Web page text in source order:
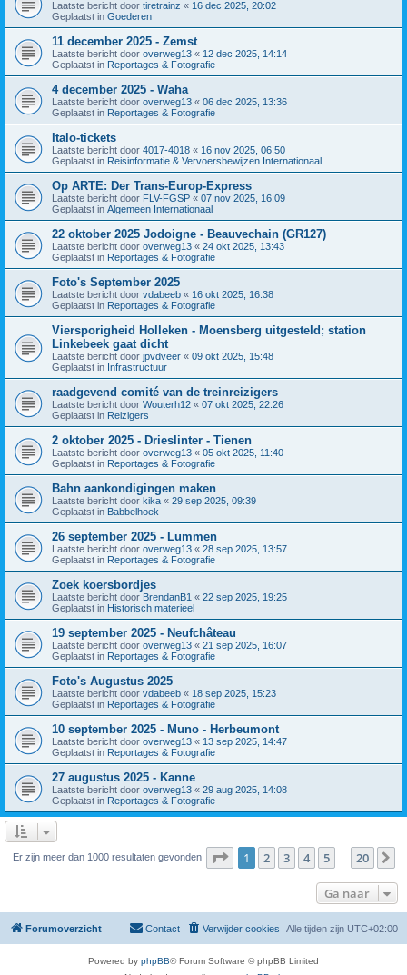
Laatste bericht door tiretrainz « 16 dec 2025, 20:02
Geplaatst in Goederen
11 december 2025 - Zemst
Laatste bericht door overweg13 « 12 dec 2025, 14:14
Geplaatst in Reportages & Fotografie
4 december 2025 - Waha
Laatste bericht door overweg13 « 06 dec 2025, 13:36
Geplaatst in Reportages & Fotografie
Italo-tickets
Laatste bericht door 4017-4018 « 16 nov 2025, 06:50
Geplaatst in Reisinformatie & Vervoersbewijzen Internationaal
Op ARTE: Der Trans-Europ-Express
Laatste bericht door FLV-FGSP « 07 nov 2025, 16:09
Geplaatst in Algemeen Internationaal
22 oktober 2025 Jodoigne - Beauvechain (GR127)
Laatste bericht door overweg13 « 24 okt 2025, 13:43
Geplaatst in Reportages & Fotografie
Foto's September 2025
Laatste bericht door vdabeeb « 16 okt 2025, 16:38
Geplaatst in Reportages & Fotografie
Viersporigheid Holleken - Moensberg uitgesteld; station
Linkebeek gaat dicht
Laatste bericht door jpvdveer « 09 okt 2025, 15:48
Geplaatst in Infrastructuur
raadgevend comité van de treinreizigers
Laatste bericht door Wouterh12 « 07 okt 2025, 22:26
Geplaatst in Reizigers
2 oktober 2025 - Drieslinter - Tienen
Laatste bericht door overweg13 « 05 okt 2025, 11:40
Geplaatst in Reportages & Fotografie
Bahn aankondigingen maken
Laatste bericht door kika « 29 sep 2025, 09:39
Geplaatst in Babbelhoek
26 september 2025 - Lummen
Laatste bericht door overweg13 « 28 sep 2025, 13:57
Geplaatst in Reportages & Fotografie
Zoek koersbordjes
Laatste bericht door BrendanB1 « 22 sep 2025, 19:25
Geplaatst in Historisch materieel
19 september 2025 - Neufchâteau
Laatste bericht door overweg13 « 21 sep 2025, 16:07
Geplaatst in Reportages & Fotografie
Foto's Augustus 2025
Laatste bericht door vdabeeb « 18 sep 2025, 15:23
Geplaatst in Reportages & Fotografie
10 september 2025 - Muno - Herbeumont
Laatste bericht door overweg13 « 13 sep 2025, 14:47
Geplaatst in Reportages & Fotografie
27 augustus 2025 - Kanne
Laatste bericht door overweg13 « 29 aug 2025, 14:08
Geplaatst in Reportages & Fotografie
Er zijn meer dan 1000 resultaten gevonden Pagina van 20
1 2 3 4 5 20
Ga naar
Forumoverzicht Alle tijden zijn UTC+02:00
Verwijder cookies
Contact
Powered by phpBB® Forum Software © phpBB Limited